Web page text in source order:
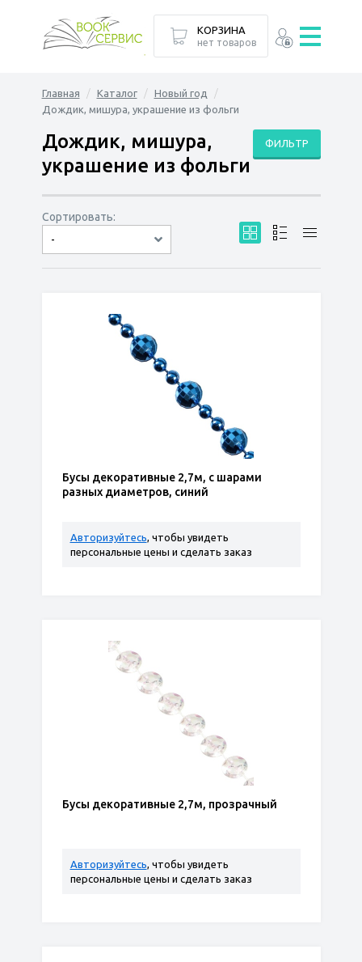
Главная Каталог
Новый год
Дождик, мишура, украшение из фольги
ФИЛЬТР
Дождик, мишура,
украшение из фольги
Сортировать:
-
по дате
по популярности
сначала дешёвые
сначала дорогие
Бусы декоративные 2,7м, с шарами
разных диаметров, синий
Авторизуйтесь, чтобы увидеть
персональные цены и сделать заказ
Бусы декоративные 2,7м, прозрачный
Авторизуйтесь, чтобы увидеть
персональные цены и сделать заказ
КОРЗИНА
нет товаров